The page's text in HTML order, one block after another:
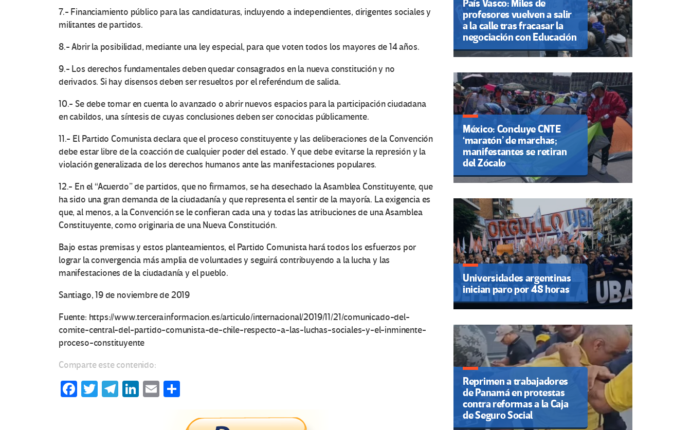
7.- Financiamiento público para las candidaturas, incluyendo a independientes, dirigentes sociales y
militantes de partidos.
8.- Abrir la posibilidad, mediante una ley especial, para que voten todos los mayores de 14 años.
9.- Los derechos fundamentales deben quedar consagrados en la nueva constitución y no
derivados. Si hay disensos deben ser resueltos por el referéndum de salida.
10.- Se debe tomar en cuenta lo avanzado o abrir nuevos espacios para la participación ciudadana
en cabildos, una síntesis de cuyas conclusiones deben ser conocidas públicamente.
11.- El Partido Comunista declara que el proceso constituyente y las deliberaciones de la Convención
debe estar libre de la coacción de cualquier poder del estado. Y que debe evitarse la represión y la
violación generalizada de los derechos humanos ante las manifestaciones populares.
12.- En el “Acuerdo” de partidos, que no firmamos, se ha desechado la Asamblea Constituyente, que
ha sido una gran demanda de la ciudadanía y que representa el sentir de la mayoría. La exigencia es
que, al menos, a la Convención se le confieran cada una y todas las atribuciones de una Asamblea
Constituyente, como originaria de una Nueva Constitución.
Bajo estas premisas y estos planteamientos, el Partido Comunista hará todos los esfuerzos por
lograr la convergencia más amplia de voluntades y seguirá contribuyendo a la lucha y las
manifestaciones de la ciudadanía y el pueblo.
Santiago, 19 de noviembre de 2019
Fuente: https://www.tercerainformacion.es/articulo/internacional/2019/11/21/comunicado-del-
comite-central-del-partido-comunista-de-chile-respecto-a-las-luchas-sociales-y-el-inminente-
proceso-constituyente
Comparte este contenido:
Fa T
Te Li
E
m
País Vasco: Miles de
profesores vuelven a salir
a la calle tras fracasar la
negociación con Educación
México: Concluye CNTE
‘maratón’ de marchas;
manifestantes se retiran
del Zócalo
Universidades argentinas
inician paro por 48 horas
Reprimen a trabajadores
de Panamá en protestas
contra reformas a la Caja
de Seguro Social